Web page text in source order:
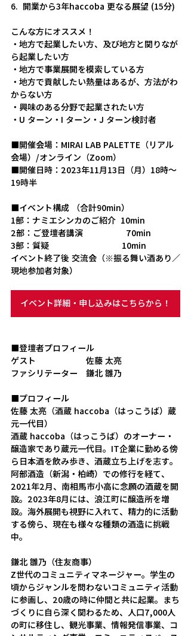
6.  開業から3年haccoba 更なる展望 (15分)
こんな方にオススメ！
・地方で起業したい方、及び地方と関りなが
ら起業したい方
・地方で事業展開を模索している方
・地方で貢献したい熱量はあるが、方法がわ
からない方
・興味のある分野で起業されたい方
・U ターン・I ターン・J ターン検討者
■開催会場：MIRAI LAB PALETTE（リアル
会場）/オンライン（Zoom）
■開催日時：2023年11月13日（月）18時～
19時半
■イベント構成 （合計90min）
1部：ナミエシンカのご紹介  10min
2部：ご登壇者講演　　           70min
3部：質疑　　　　　　　      10min
イベント終了後 交流会（※振る舞い酒あり／
現地参加者対象）
イベント詳細・申し込みはこちらから！
■登壇者プロフィール
ゲスト 佐藤 太亮
ファシリテーター　鎌北 雛乃
■プロフィール
佐藤 太亮（酒蔵 haccoba（はっこうば）蔵
元一代目）
酒蔵 haccoba（はっこうば）のオーナー・
醸造家であり蔵元一代目。IT企業に勤める傍
ら日本酒を飲み歩き、酒蔵立ち上げを志す。
阿部酒造（新潟・柏崎）での修行を経て、
2021年2月、南相馬市小高に念願の酒蔵を開
設。2023年8月には、浪江町に醸造所を増
設。海外展開も視野に入れて、精力的に活動
する傍ら、現在も様々な種類の酒造に挑戦
中。
鎌北 雛乃（住友商事）
Z世代のコミュニティマネージャー。学生の
頃からジャンルを問わないコミュニティ活動
に参画し、20歳の時に仲間と共に起業。まち
づくりに自ら深く関わるため、人口7,000人
の町に移住し、観光事業、情報発信事業、コ